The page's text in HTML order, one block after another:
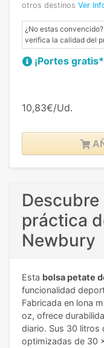
otros destinos Ver
¿No estas convencido?
verifica la calidad del
¡Portes
10,83€/Ud.
práctica
Newbury
Esta bolsa petate
funcionalidad
Fabricada en lona
oz, ofrece
diario. Sus 30 litros
optimizadas de 30